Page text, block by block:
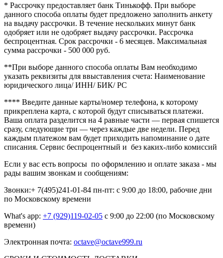
* Рассрочку предоставляет банк Тинькофф. При выборе
данного способа оплаты будет предложено заполнить анкету
на выдачу рассрочки. В течение нескольких минут банк
одобряет или не одобряет выдачу рассрочки. Рассрочка
беспроцентная. Срок рассрочки - 6 месяцев. Максимальная
сумма рассрочки - 500 000 руб.
**При выборе данного способа оплаты Вам необходимо
указать реквизиты для ввыставления счета: Наименование
юридического лица/ ИНН/ БИК/ РС
**** Введите данные карты/номер телефона, к которому
прикреплена карта, с которой будут списываться платежи.
Ваша оплата разделится на 4 равные части — первая спишется
сразу, следующие три — через каждые две недели. Перед
каждым платежом вам будет приходить напоминание о дате
списания. Сервис беспроцентный и без каких-либо комиссий
Если у вас есть вопросы по оформлению и оплате заказа - мы
рады вашим звонкам и сообщениям:
Звонки:+ 7(495)241-01-84 пн-пт: с 9:00 до 18:00, рабочие дни
по Московскому времени
What's app: +7 (929)119-02-05 с 9:00 до 22:00 (по Московскому
времени)
Электронная почта: octave@octave999.ru